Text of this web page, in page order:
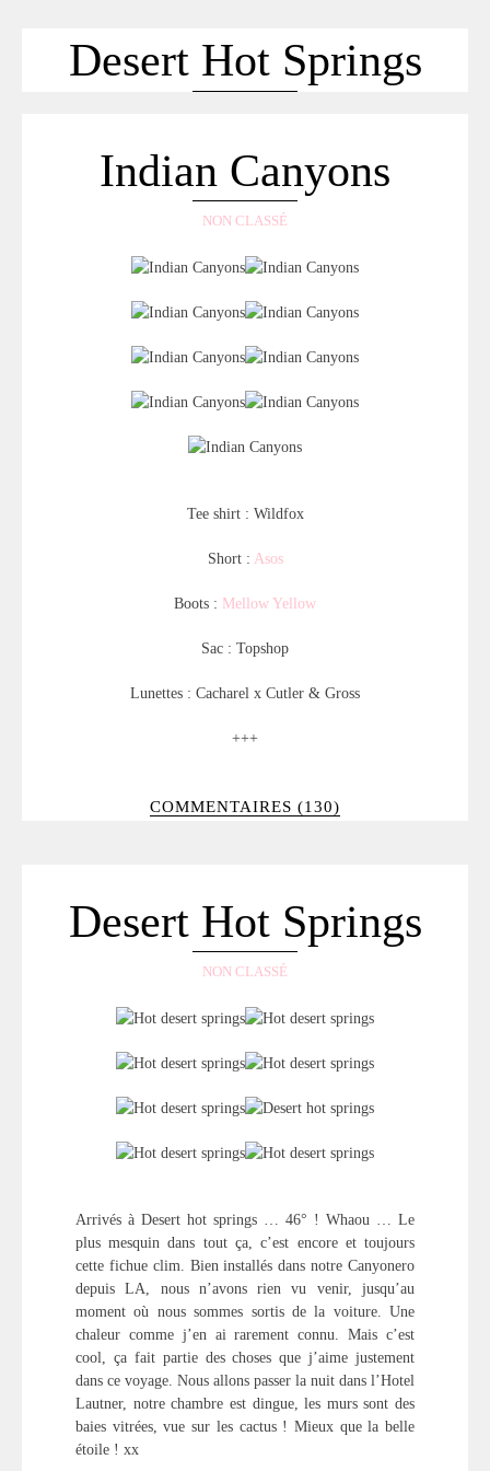
VOYAGES
ARCHIVES
Desert Hot Springs
Indian Canyons
NON CLASSÉ
Tee shirt : Wildfox
Short : Asos
Boots : Mellow Yellow
Sac : Topshop
Lunettes : Cacharel x Cutler & Gross
+++
COMMENTAIRES (130)
Desert Hot Springs
NON CLASSÉ
Arrivés à Desert hot springs … 46° ! Whaou … Le
plus mesquin dans tout ça, c’est encore et toujours
cette fichue clim. Bien installés dans notre Canyonero
depuis LA, nous n’avons rien vu venir, jusqu’au
moment où nous sommes sortis de la voiture. Une
chaleur comme j’en ai rarement connu. Mais c’est
cool, ça fait partie des choses que j’aime justement
dans ce voyage. Nous allons passer la nuit dans l’Hotel
Lautner, notre chambre est dingue, les murs sont des
baies vitrées, vue sur les cactus ! Mieux que la belle
étoile ! xx